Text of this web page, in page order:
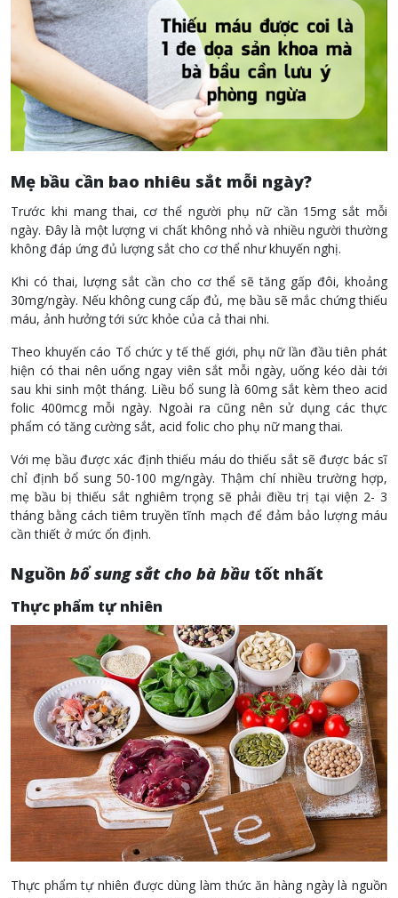
Mẹ bầu cần bao nhiêu sắt mỗi ngày?
Trước khi mang thai, cơ thể người phụ nữ cần 15mg sắt mỗi
ngày. Đây là một lượng vi chất không nhỏ và nhiều người thường
không đáp ứng đủ lượng sắt cho cơ thể như khuyến nghị.
Khi có thai, lượng sắt cần cho cơ thể sẽ tăng gấp đôi, khoảng
30mg/ngày. Nếu không cung cấp đủ, mẹ bầu sẽ mắc chứng thiếu
máu, ảnh hưởng tới sức khỏe của cả thai nhi.
Theo khuyến cáo Tổ chức y tế thế giới, phụ nữ lần đầu tiên phát
hiện có thai nên uống ngay viên sắt mỗi ngày, uống kéo dài tới
sau khi sinh một tháng. Liều bổ sung là 60mg sắt kèm theo acid
folic 400mcg mỗi ngày. Ngoài ra cũng nên sử dụng các thực
phẩm có tăng cường sắt, acid folic cho phụ nữ mang thai.
Với mẹ bầu được xác định thiếu máu do thiếu sắt sẽ được bác sĩ
chỉ định bổ sung 50-100 mg/ngày. Thậm chí nhiều trường hợp,
mẹ bầu bị thiếu sắt nghiêm trọng sẽ phải điều trị tại viện 2- 3
tháng bằng cách tiêm truyền tĩnh mạch để đảm bảo lượng máu
cần thiết ở mức ổn định.
Nguồn bổ sung sắt cho bà bầu tốt nhất
Thực phẩm tự nhiên
Thực phẩm tự nhiên được dùng làm thức ăn hàng ngày là nguồn